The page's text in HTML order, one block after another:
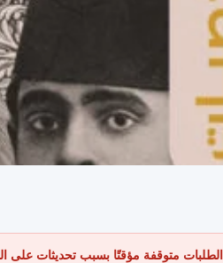
متوقفة مؤقتًا بسبب تحديثات على